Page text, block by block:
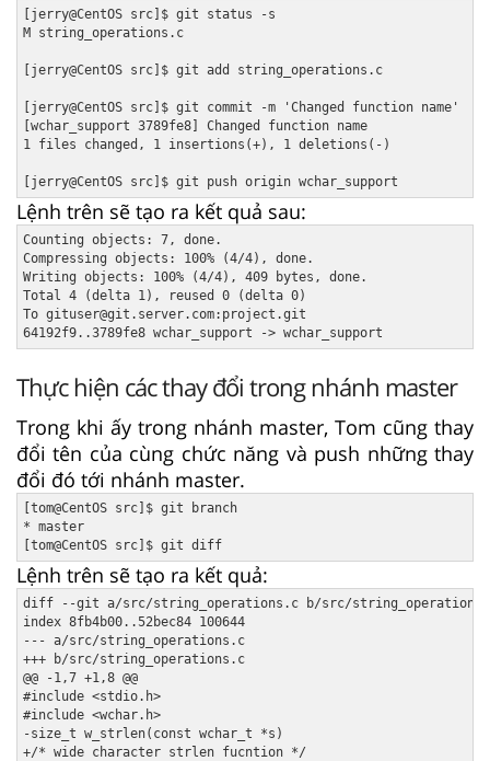
[jerry@CentOS src]$ git status -s
M string_operations.c
[jerry@CentOS src]$ git add string_operations.c
[jerry@CentOS src]$ git commit -m 'Changed function name'
[wchar_support 3789fe8] Changed function name
1 files changed, 1 insertions(+), 1 deletions(-)
Lệnh trên sẽ tạo ra kết quả sau:
Counting objects: 7, done.
Compressing objects: 100% (4/4), done.
Writing objects: 100% (4/4), 409 bytes, done.
Total 4 (delta 1), reused 0 (delta 0)
To gituser@git.server.com:project.git
Thực hiện các thay đổi trong nhánh master
Trong khi ấy trong nhánh master, Tom cũng thay
đổi tên của cùng chức năng và push những thay
đổi đó tới nhánh master.
[tom@CentOS src]$ git branch
* master
Lệnh trên sẽ tạo ra kết quả:
diff --git a/src/string_operations.c b/src/
index 8fb4b00..52bec84 100644
--- a/src/string_operations.c
+++ b/src/string_operations.c
@@ -1,7 +1,8 @@
#include <stdio.h>
#include <wchar.h>
-size_t w_strlen(const wchar_t *s)
+/* wide character strlen fucntion */